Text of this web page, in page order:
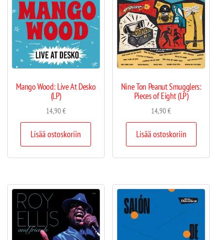
Mango Wood: Live At Desko
(LP)
14,90€
Lisää ostoskoriin
Nine Ton Peanut Smugglers:
Pieces of Eight (LP)
14,90€
Lisää ostoskoriin